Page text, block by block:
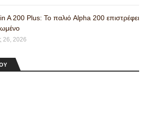
A 200 Plus: Το παλιό Alpha 200 επιστρέφει
26, 2026